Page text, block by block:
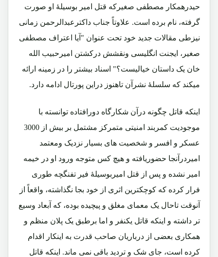
حیدرهمکار مصطفی صغیرکه قتل امیر بوسیلۀ او صورت
گرفته، نام برده است. علاوتاً جناب داکترعبدالرحمن زمانی
نیزطی مقالات جدید خود تحت عنوان "آیا اعتراف مصطفی
صغیر، ایجنت انگلیسی ونقشش درکشتن امیرحبیب الله
خان یک داستان خیالیست؟" اسناد بیشتر را در زمینه ارائه
میکند که سلسلۀ نشرآن تاهنوز دراین پورتال ادامه دارد.
اینکه قاتل چگونه درآن شکارگاه دورافتاده توانسته با
موجودیت کمربند امنیتی متمرکز مشتمل بر بیش از 3000
عسکر و افسر و شخصیت های بسیار نزدیک ومعتمد
امیردرآنجا حضوریافته و هیچ کس متوجه ورود او در خیمه
امیر نشده و پس از قتل امیربوسیلۀ فیر تفنگچه طوری
فرار کرده که کوچکترین اثری از خود بجا نگذاشته، واقعاً از
آنوقت تاحال یک معمای مغلق و پیچیده بوده، که آبعاد وسیع
تر داشته و اینکه قاتل یکنفر و اما برطبق یک پلان منظم و
همکاری بعضی از درباریان صاحب قدرت به اینکار اقدام
کرده است، جای شک و تردید باقی نمی ماند. اینکه قاتل